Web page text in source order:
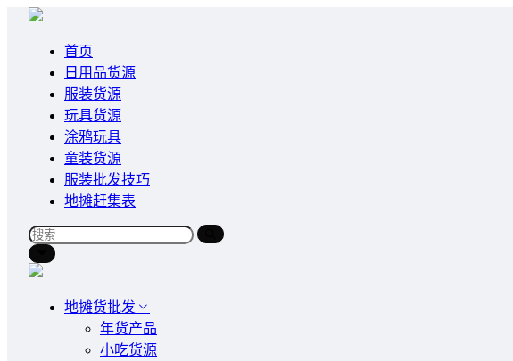
首页
日用品货源
服装货源
玩具货源
涂鸦玩具
童装货源
服装批发技巧
地摊赶集表
地摊货批发
年货产品
小吃货源